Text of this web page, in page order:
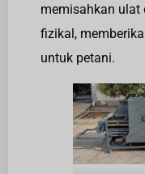
memisahkan ulat
fizikal,
untuk petani.